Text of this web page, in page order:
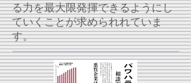
る力を最大限発揮できるようにし
ていくことが求められれていま
す。